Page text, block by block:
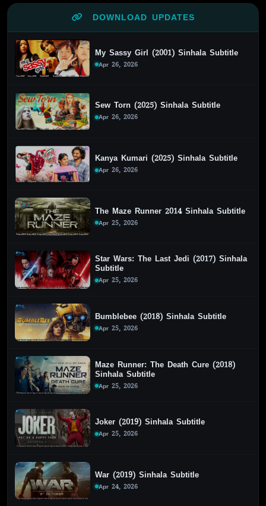
DOWNLOAD UPDATES
My Sassy Girl (2001) Sinhala Subtitle
Apr 26, 2026
Sew Torn (2025) Sinhala Subtitle
Apr 26, 2026
Kanya Kumari (2025) Sinhala Subtitle
Apr 26, 2026
The Maze Runner 2014 Sinhala Subtitle
Apr 25, 2026
Star Wars: The Last Jedi (2017) Sinhala
Subtitle
Apr 25, 2026
Bumblebee (2018) Sinhala Subtitle
Apr 25, 2026
Maze Runner: The Death Cure (2018)
Sinhala Subtitle
Apr 25, 2026
Joker (2019) Sinhala Subtitle
Apr 25, 2026
War (2019) Sinhala Subtitle
Apr 24, 2026